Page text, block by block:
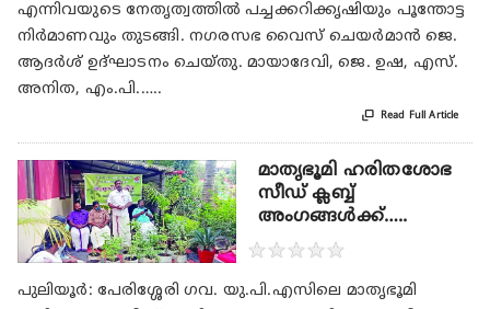
എന്നിവയുടെ നേതൃത്വത്തിൽ പച്ചക്കറിക്കൃഷിയും പൂന്തോട്ട
നിർമാണവും തുടങ്ങി. നഗരസഭ വൈസ് ചെയർമാൻ ജെ.
ആദർശ് ഉദ്ഘാടനം ചെയ്തു. മായാദേവി, ജെ. ഉഷ, എസ്.
അനിത, എം.പി.…..
 Read Full Article
മാതൃഭൂമി ഹരിതശോഭ
സീഡ് ക്ലബ്ബ്
അംഗങ്ങൾക്ക്…..
★★★★★
പുലിയൂർ: പേരിശ്ശേരി ഗവ. യു.പി.എസിലെ മാതൃഭൂമി